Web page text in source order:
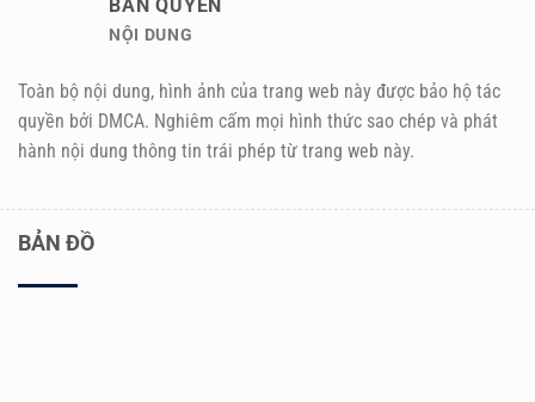
BẢN QUYỀN
NỘI DUNG
Toàn bộ nội dung, hình ảnh của trang web này được bảo hộ tác
quyền bởi DMCA. Nghiêm cấm mọi hình thức sao chép và phát
hành nội dung thông tin trái phép từ trang web này.
BẢN ĐỒ